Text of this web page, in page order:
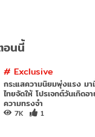
อนนี้
#Exclusive
กระแสความนิยมพุ่งแรง ม
ไทยจัดให้ โปรเจกต์วันเกิด
ความทรงจำ
7K 1